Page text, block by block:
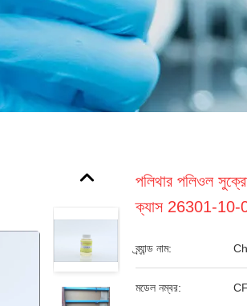
পলিথার পলিওল
ক্যাস 26301-10-
ব্র্যান্ড নাম:
মডেল নম্বর: